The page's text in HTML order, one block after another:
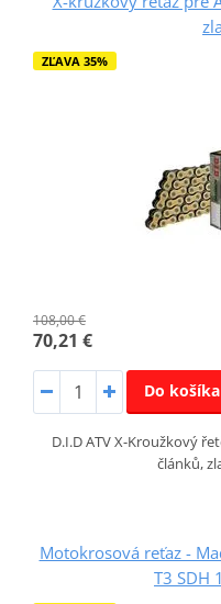
ZĽAVA 35%
108,00 €
70,21 €
Do košíka
D.I.D ATV X-Kroužkový
článků,
Motokrosová reťaz -
T3 SDH